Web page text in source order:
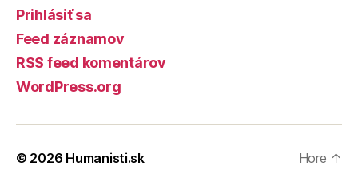
Prihlásiť sa
Feed záznamov
RSS feed komentárov
WordPress.org
© 2026 Humanisti.sk Hore ↑